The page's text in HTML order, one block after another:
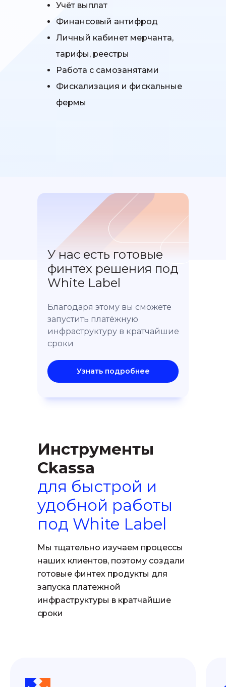
Учёт выплат
Финансовый антифрод
Личный кабинет мерчанта,
тарифы, реестры
Работа с самозанятами
Фискализация и фискальные
фермы
У нас есть готовые
финтех решения под
White Label
Благодаря этому вы сможете
запустить платёжную
инфраструктуру в кратчайшие
сроки
Узнать подробнее
Инструменты
Ckassa
для быстрой и
удобной работы
под White Label
Мы тщательно изучаем процессы
наших клиентов, поэтому создали
готовые финтех продукты для
запуска платежной
инфраструктуры в кратчайшие
сроки